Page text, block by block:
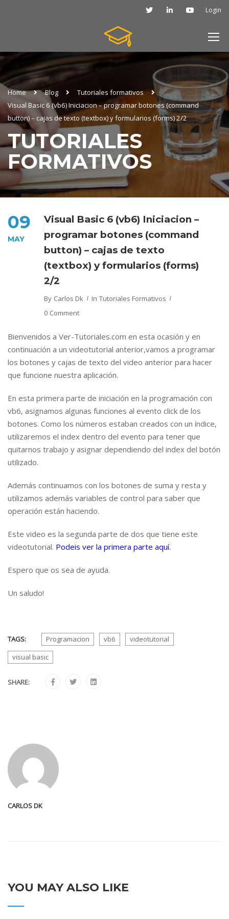
Login
Home Blog
Tutoriales formativos
Visual Basic 6 (vb6) Iniciacion – programar botones (command
button) – cajas de texto (textbox) y formularios (forms) 2/2
TUTORIALES
FORMATIVOS
09
MAY
Visual Basic 6 (vb6) Iniciacion –
programar botones (command
button) – cajas de texto
(textbox) y formularios (forms)
2/2
By Carlos Dk In Tutoriales Formativos
0 Comment
Bienvenidos a Ver-Tutoriales.com en esta ocasión y en
continuación a un videotutorial anterior,vamos a programar
los botones y cajas de texto del video anterior para hacer
que funcione nuestra aplicación.
En esta primera parte de iniciación en la programación con
vb6, asignamos algunas funciones al evento click de los
botones. Como los números estaban creados con un índice,
utilizaremos el index dentro del evento para tener que
quitarnos trabajo y asignar dependiendo del index del botón
utilizado.
Además continuamos con los botones de suma y resta y
utilizamos además variables de control para saber que
operación están haciendo.
Este video es la segunda parte de dos que tiene este
videotutorial. Podeis ver la primera parte aquí.
Espero que os sea de ayuda.
Un saludo!
TAGS: Programacion vb6
videotutorial
visual basic
SHARE:
CARLOS DK
YOU MAY ALSO LIKE